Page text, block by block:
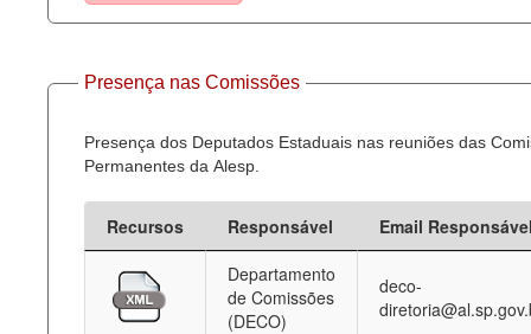
Presença nas Comissões
Presença dos Deputados Estaduais nas reuniões das
Permanentes da Alesp.
Recursos Responsável
Email
Departamento
de Comissões
(DECO)
deco-